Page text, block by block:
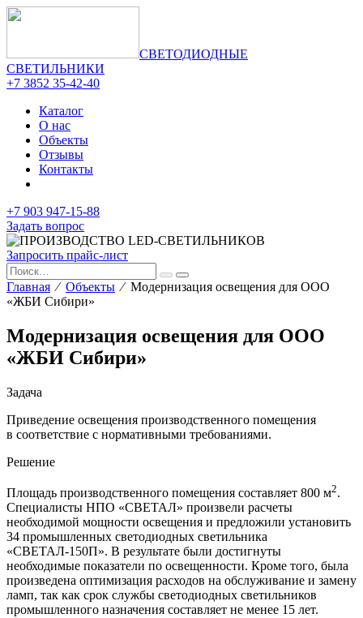
СВЕТОДИОДНЫЕ
СВЕТИЛЬНИКИ
+7 3852 35-42-40
Каталог
О нас
Объекты
Отзывы
Контакты
+7 903 947-15-88
Задать вопрос
Запросить прайс-лист
Главная ⁄ Объекты ⁄ Модернизация освещения для ООО
«ЖБИ Сибири»
Модернизация освещения для ООО
«ЖБИ Сибири»
Задача
Приведение освещения производственного помещения
в соответствие с нормативными требованиями.
Решение
Площадь производственного помещения составляет 800 м2.
Специалисты НПО «СВЕТАЛ» произвели расчеты
необходимой мощности освещения и предложили установить
34 промышленных светодиодных светильника
«СВЕТАЛ-150П». В результате были достигнуты
необходимые показатели по освещенности. Кроме того, была
произведена оптимизация расходов на обслуживание и замену
ламп, так как срок службы светодиодных светильников
промышленного назначения составляет не менее 15 лет.